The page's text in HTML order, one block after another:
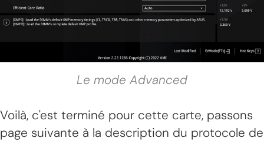
Le mode Advanced
Voilà, c'est terminé pour cette carte, passons
page suivante à la description du protocole de